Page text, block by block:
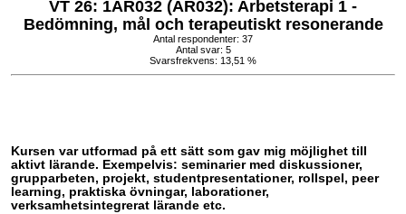
VT 26: 1AR032 (AR032): Arbetsterapi 1 -
Bedömning, mål och terapeutiskt resonerande
Antal respondenter: 37
Antal svar: 5
Svarsfrekvens: 13,51 %
Kursen var utformad på ett sätt som gav mig möjlighet till
aktivt lärande. Exempelvis: seminarier med diskussioner,
grupparbeten, projekt, studentpresentationer, rollspel, peer
learning, praktiska övningar, laborationer,
verksamhetsintegrerat lärande etc.